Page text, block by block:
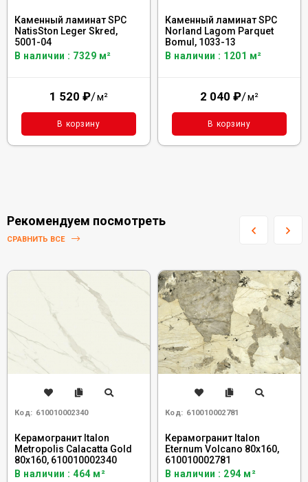
Каменный ламинат SPC
NatisSton Leger Skred,
5001-04
В наличии : 7329 м²
1 520 ₽/м²
В корзину
Каменный ламинат SPC
Norland Lagom Parquet
Bomul, 1033-13
В наличии : 1201 м²
2 040 ₽/м²
В корзину
Рекомендуем посмотреть
СРАВНИТЬ ВСЕ
Код: 610010002340
Керамогранит Italon
Metropolis Calacatta Gold
80x160, 610010002340
В наличии : 464 м²
Код: 610010002781
Керамогранит Italon
Eternum Volcano 80x160,
610010002781
В наличии : 294 м²